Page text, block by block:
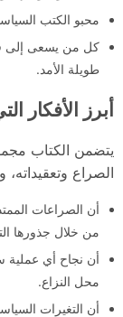
محبو الكتب
كل من يسعى إلى
طويلة الأمد.
أبرز الأفكار
يتضمن الكتاب
الصراع وتعقيداته،
أن الصراعات
من خلال جذورها
أن نجاح أي عملية
محل النزاع.
أن التغيرات